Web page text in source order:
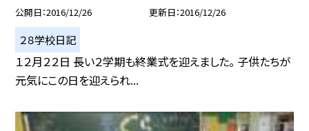
公開日 2016/12/26 更新日 2016/12/26
２８学校日記
１２月２２日 長い２学期も終業式を迎えました。 子供たちが
元気にこの日を迎えられ...